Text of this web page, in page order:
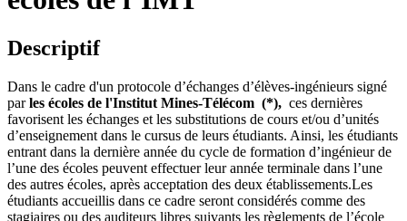
Descriptif
Dans le cadre d'un protocole d’échanges d’élèves-ingénieurs signé
parles écoles de l'Institut Mines-Télécom (*), ces dernières
favorisent les échanges et les substitutions de cours et/ou d’unités
d’enseignement dans le cursus de leurs étudiants. Ainsi, les étudiants
entrant dans la dernière année du cycle de formation d’ingénieur de
l’une des écoles peuvent effectuer leur année terminale dans l’une
des autres écoles, après acceptation des deux établissements.Les
étudiants accueillis dans ce cadre seront considérés comme des
stagiaires ou des auditeurs libres suivants les règlements de l’école